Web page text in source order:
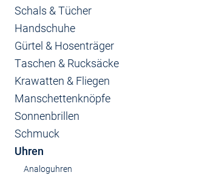
Schals & Tücher
Handschuhe
Gürtel & Hosenträger
Taschen & Rucksäcke
Krawatten & Fliegen
Manschettenknöpfe
Sonnenbrillen
Schmuck
Uhren
Analoguhren